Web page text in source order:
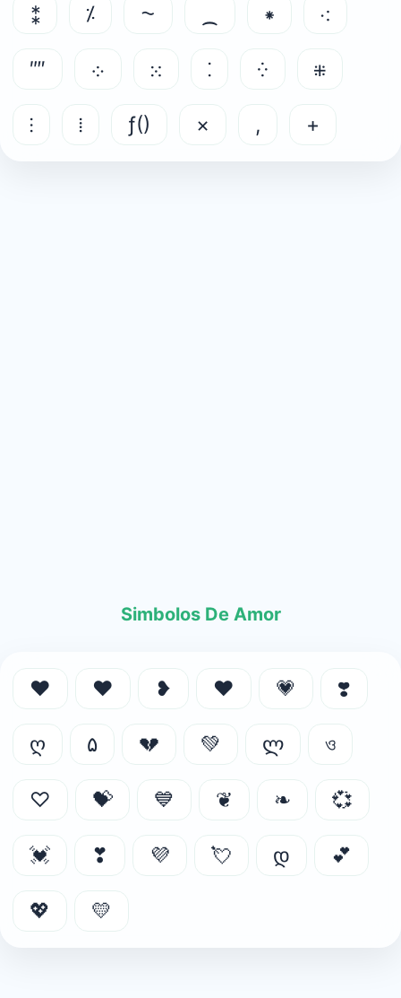
⁑ ⁒ ⁓ ⁕ ⁖
⁗ ⁘ ⁙ ⁚ ⁛ ⁜
⁝ ⁞ ƒ() × , +
Simbolos De Amor
❤ ♥ ❥ ❤️️ 💗 ❣️
ღ ۵ 💔 💚 ლ ও
♡ 💝 💙 ❦ ❧ 💞
💓 ❣ 💜 💘 დ 💕
💖 💛